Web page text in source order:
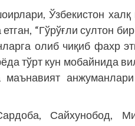
Ўзбекистон
“Гўрўғли султон
олиб чиқиб фахр
тўрт кун мобайнида
маънавият
Сайхунобод,